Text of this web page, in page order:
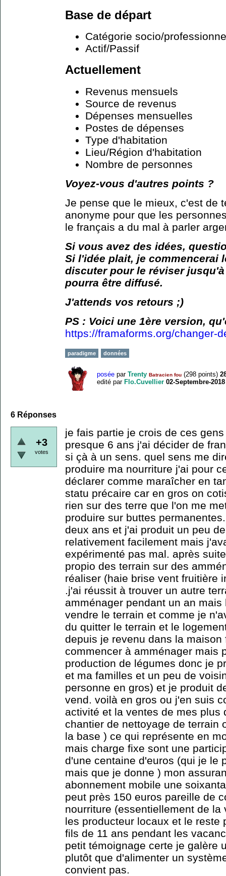
Base de départ
Catégorie socio/
Actif/Passif
Actuellement
Revenus mensuels
Source de revenus
Dépenses mensuelles
Postes de dépenses
Type d'habitation
Lieu/Région d'habitation
Nombre de personnes
Voyez-vous d'autres points ?
Je pense que le mieux, c'est de
anonyme pour que les
le français a du mal à parler
Si vous avez des idées,
Si l'idée plait, je commencerai
discuter pour le réviser
pourra être diffusé.
J'attends vos retours ;)
PS : Voici une 1ère version,
https://framaforms.org/changer-
paradigme données
posée par Trenty Batracien fou (298 points)
edité par Flo.Cuvellier 02-Septembre-2018
6 Réponses
+3
votes
je fais partie je crois de ces
presque 6 ans j'ai décider de
si çà à un sens. quel sens me
produire ma nourriture j'ai pour
déclarer comme maraîcher en
statu précaire car en gros on
rien sur des terre que l'on me
produire sur buttes
deux ans et j'ai produit un peu
relativement facilement mais
expérimenté pas mal. après
propio des terrain sur des
réaliser (haie brise vent fruitière
.j'ai réussit à trouver un autre
amménager pendant un an
vendre le terrain et comme je
du quitter le terrain et le
depuis je revenu dans la
commencer à amménager mais
production de légumes donc je
et ma familles et un peu de
personne en gros) et je produit
vend. voilà en gros ou j'en suis
activité et la ventes de mes plus
chantier de nettoyage de terrain
la base ) ce qui représente en
mais charge fixe sont une
d'une centaine d'euros (qui je le
mais que je donne ) mon
abonnement mobile une
peut près 150 euros pareille de
nourriture (essentiellement de
les producteur locaux et le reste
fils de 11 ans pendant les
petit témoignage certe je galère
plutôt que d'alimenter un
convient pas.